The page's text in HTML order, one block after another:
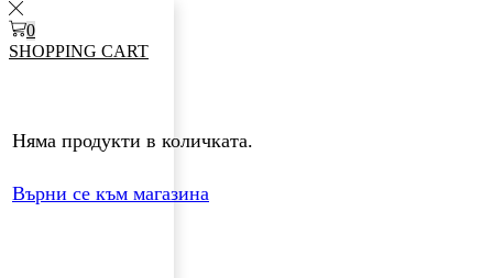
0
SHOPPING CART
Няма продукти в количката.
Върни се към магазина